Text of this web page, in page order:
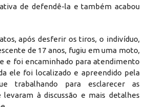
de defendê-la e também acabou
após desferir os tiros, o indivíduo,
de 17 anos, fugiu em uma moto,
e foi encaminhado para atendimento
ele foi localizado e apreendido pela
trabalhando para esclarecer as
levaram à discussão e mais detalhes